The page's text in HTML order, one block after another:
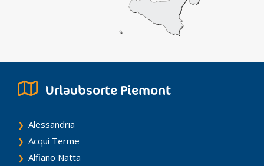
Urlaubsorte Piemont
Alessandria
Acqui Terme
Alfiano Natta